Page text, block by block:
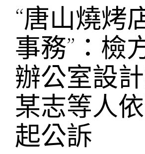
“唐山燒烤
事務”：檢
辦公室設
某志等人
起公訴